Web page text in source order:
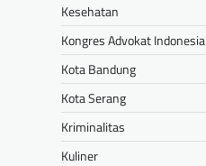
Kesehatan
Kongres Advokat Indonesia
Kota Bandung
Kota Serang
Kriminalitas
Kuliner